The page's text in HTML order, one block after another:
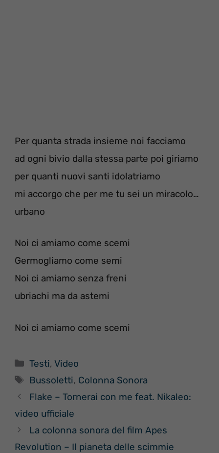
Per quanta strada insieme noi facciamo
ad ogni bivio dalla stessa parte poi giriamo
per quanti nuovi santi idolatriamo
mi accorgo che per me tu sei un miracolo…
urbano
Noi ci amiamo come scemi
Germogliamo come semi
Noi ci amiamo senza freni
ubriachi ma da astemi
Noi ci amiamo come scemi
Categorie
Testi,Video
Tag
Bussoletti, Colonna Sonora
Flake – Tornerai con me feat. Nikaleo:
video ufficiale
La colonna sonora del film Apes
Revolution – Il pianeta delle scimmie